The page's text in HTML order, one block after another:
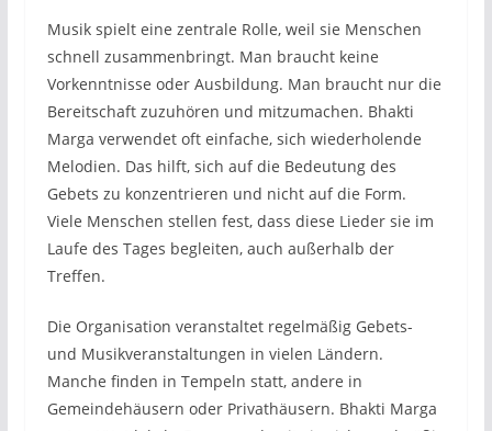
Musik spielt eine zentrale Rolle, weil sie Menschen
schnell zusammenbringt. Man braucht keine
Vorkenntnisse oder Ausbildung. Man braucht nur die
Bereitschaft zuzuhören und mitzumachen. Bhakti
Marga verwendet oft einfache, sich wiederholende
Melodien. Das hilft, sich auf die Bedeutung des
Gebets zu konzentrieren und nicht auf die Form.
Viele Menschen stellen fest, dass diese Lieder sie im
Laufe des Tages begleiten, auch außerhalb der
Treffen.
Die Organisation veranstaltet regelmäßig Gebets-
und Musikveranstaltungen in vielen Ländern.
Manche finden in Tempeln statt, andere in
Gemeindehäusern oder Privathäusern. Bhakti Marga